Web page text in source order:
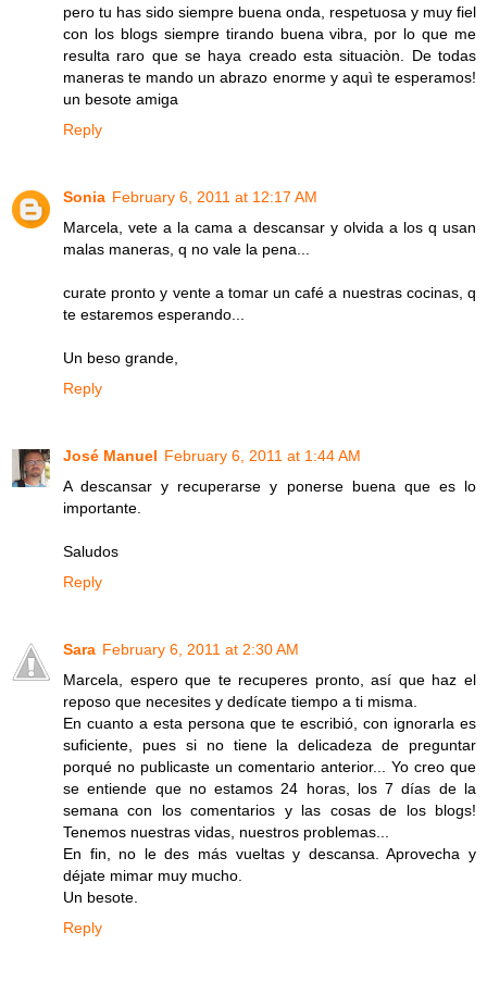
pero tu has sido siempre buena onda, respetuosa y muy fiel
con los blogs siempre tirando buena vibra, por lo que me
resulta raro que se haya creado esta situaciòn. De todas
maneras te mando un abrazo enorme y aquì te esperamos!
un besote amiga
Reply
Sonia February 6, 2011 at 12:17 AM
Marcela, vete a la cama a descansar y olvida a los q usan
malas maneras, q no vale la pena...
curate pronto y vente a tomar un café a nuestras cocinas, q
te estaremos esperando...
Un beso grande,
Reply
José Manuel February 6, 2011 at 1:44 AM
A descansar y recuperarse y ponerse buena que es lo
importante.
Saludos
Reply
Sara February 6, 2011 at 2:30 AM
Marcela, espero que te recuperes pronto, así que haz el
reposo que necesites y dedícate tiempo a ti misma.
En cuanto a esta persona que te escribió, con ignorarla es
suficiente, pues si no tiene la delicadeza de preguntar
porqué no publicaste un comentario anterior... Yo creo que
se entiende que no estamos 24 horas, los 7 días de la
semana con los comentarios y las cosas de los blogs!
Tenemos nuestras vidas, nuestros problemas...
En fin, no le des más vueltas y descansa. Aprovecha y
déjate mimar muy mucho.
Un besote.
Reply